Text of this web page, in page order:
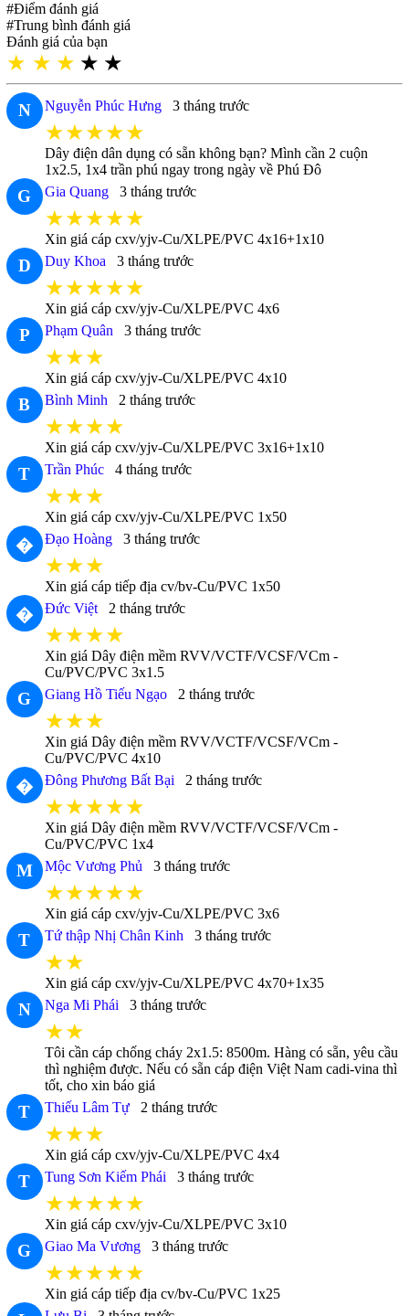
#Điểm đánh giá
#Trung bình đánh giá
Đánh giá của bạn
★ ★ ★ ★ ★
N Nguyễn Phúc Hưng 3 tháng trước
★★★★★
Dây điện dân dụng có sẵn không bạn? Mình cần 2 cuộn
1x2.5, 1x4 trần phú ngay trong ngày về Phú Đô
G Gia Quang 3 tháng trước
★★★★★
Xin giá cáp cxv/yjv-Cu/XLPE/PVC 4x16+1x10
D Duy Khoa 3 tháng trước
★★★★★
Xin giá cáp cxv/yjv-Cu/XLPE/PVC 4x6
P Phạm Quân 3 tháng trước
★★★
Xin giá cáp cxv/yjv-Cu/XLPE/PVC 4x10
B Bình Minh 2 tháng trước
★★★★
Xin giá cáp cxv/yjv-Cu/XLPE/PVC 3x16+1x10
T Trần Phúc 4 tháng trước
★★★
Xin giá cáp cxv/yjv-Cu/XLPE/PVC 1x50
� Đạo Hoàng 3 tháng trước
★★★
Xin giá cáp tiếp địa cv/bv-Cu/PVC 1x50
� Đức Việt 2 tháng trước
★★★★
Xin giá Dây điện mềm RVV/VCTF/VCSF/VCm -
Cu/PVC/PVC 3x1.5
G Giang Hồ Tiếu Ngạo 2 tháng trước
★★★
Xin giá Dây điện mềm RVV/VCTF/VCSF/VCm -
Cu/PVC/PVC 4x10
� Đông Phương Bất Bại 2 tháng trước
★★★★★
Xin giá Dây điện mềm RVV/VCTF/VCSF/VCm -
Cu/PVC/PVC 1x4
M Mộc Vương Phủ 3 tháng trước
★★★★★
Xin giá cáp cxv/yjv-Cu/XLPE/PVC 3x6
T Tứ thập Nhị Chân Kinh 3 tháng trước
★★
Xin giá cáp cxv/yjv-Cu/XLPE/PVC 4x70+1x35
N Nga Mi Phái 3 tháng trước
★★
Tôi cần cáp chống cháy 2x1.5: 8500m. Hàng có sẵn, yêu cầu
thì nghiệm được. Nếu có sẵn cáp điện Việt Nam cadi-vina thì
tốt, cho xin báo giá
T Thiếu Lâm Tự 2 tháng trước
★★★
Xin giá cáp cxv/yjv-Cu/XLPE/PVC 4x4
T Tung Sơn Kiếm Phái 3 tháng trước
★★★★★
Xin giá cáp cxv/yjv-Cu/XLPE/PVC 3x10
G Giao Ma Vương 3 tháng trước
★★★★★
Xin giá cáp tiếp địa cv/bv-Cu/PVC 1x25